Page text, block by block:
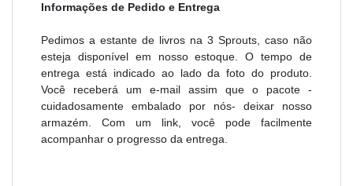
Informações de Pedido e Entrega
Pedimos a estante de livros na 3 Sprouts, caso não
esteja disponível em nosso estoque. O tempo de
entrega está indicado ao lado da foto do produto.
Você receberá um e-mail assim que o pacote -
cuidadosamente embalado por nós- deixar nosso
armazém. Com um link, você pode facilmente
acompanhar o progresso da entrega.